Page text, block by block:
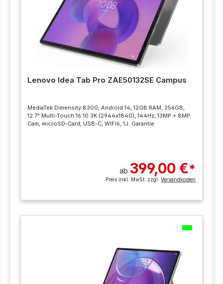
Lenovo Idea Tab Pro ZAE50132SE Campus
MediaTek Dimensity 8300, Android 14, 12GB RAM, 256GB,
12.7" Multi-Touch 16:10 3K (2944x1840), 144Hz, 13MP + 8MP
Cam, microSD-Card, USB-C, WIFI6, 1J. Garantie
ab 399,00 €*
Preis inkl. MwSt. zzgl.Versandkosten